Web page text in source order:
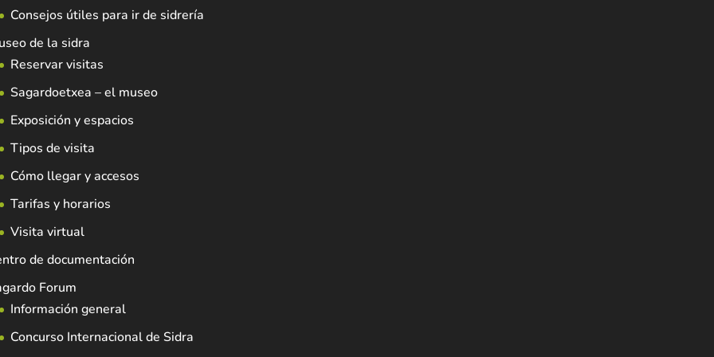
Consejos útiles para ir de sidrería
de la sidra
Reservar visitas
Sagardoetxea – el museo
Exposición y espacios
Tipos de visita
Cómo llegar y accesos
Tarifas y horarios
Visita virtual
de documentación
Forum
Información general
Concurso Internacional de Sidra